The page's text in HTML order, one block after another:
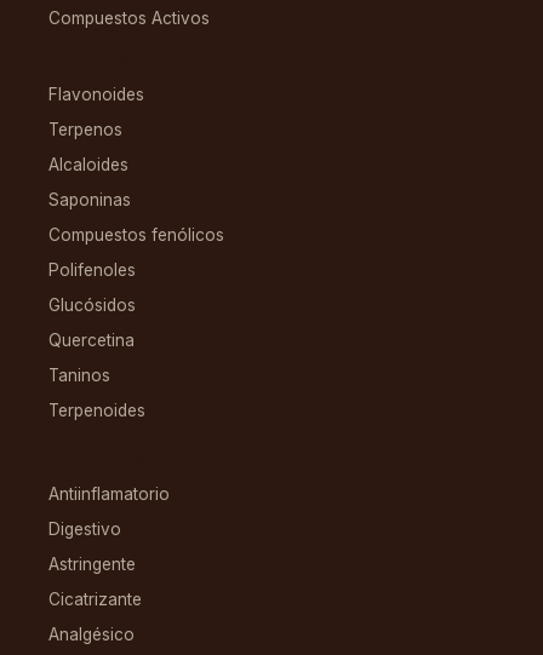
Compuestos Activos
Flavonoides
Terpenos
Alcaloides
Saponinas
Compuestos fenólicos
Polifenoles
Glucósidos
Quercetina
Taninos
Terpenoides
Antiinflamatorio
Digestivo
Astringente
Cicatrizante
Analgésico